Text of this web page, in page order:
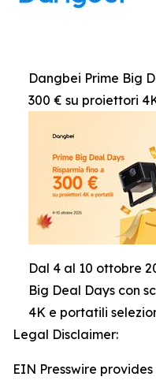
Dangbei Prime Big
300 € su proiettori
Dal 4 al 10 ottobre
Big Deal Days con
4K e portatili
Legal Disclaimer:
EIN Presswire